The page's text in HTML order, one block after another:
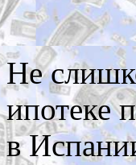
Не
ипотеке
в